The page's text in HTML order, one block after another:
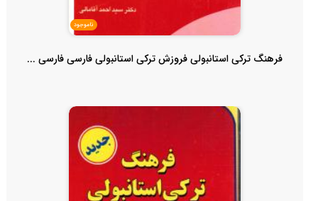
ناموجود
فرهنگ ترکی استانبولی فروزش ترکی استانبولی فارسی فارسی ...